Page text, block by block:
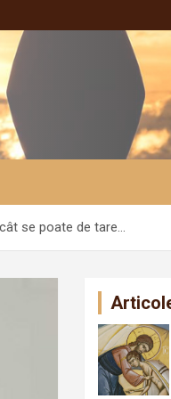
se poate de tare…